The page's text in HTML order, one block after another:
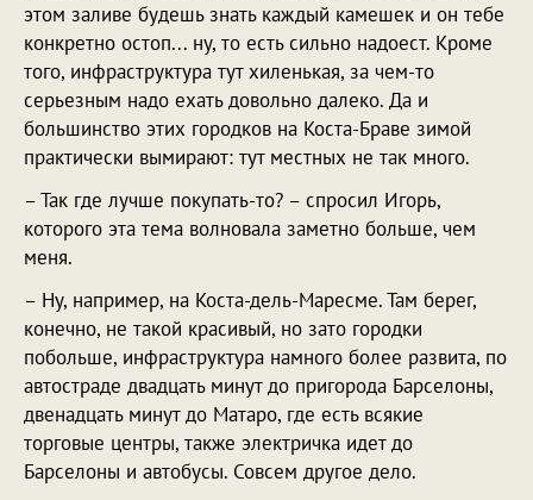
этом заливе будешь знать каждый камешек и он тебе
конкретно остоп... ну, то есть сильно надоест. Кроме
того, инфраструктура тут хиленькая, за чем-то
серьезным надо ехать довольно далеко. Да и
большинство этих городков на Коста-Браве зимой
практически вымирают: тут местных не так много.
– Так где лучше покупать-то? – спросил Игорь,
которого эта тема волновала заметно больше, чем
меня.
– Ну, например, на Коста-дель-Маресме. Там берег,
конечно, не такой красивый, но зато городки
побольше, инфраструктура намного более развита, по
автостраде двадцать минут до пригорода Барселоны,
двенадцать минут до Матаро, где есть всякие
торговые центры, также электричка идет до
Барселоны и автобусы. Совсем другое дело.